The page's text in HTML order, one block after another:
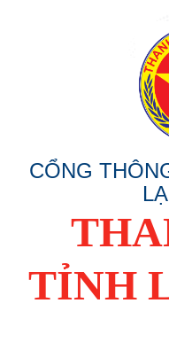
CỔNG
TỈNH